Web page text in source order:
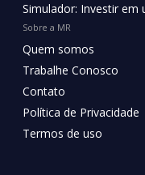
Simulador: Investir em
Sobre a MR
Quem somos
Trabalhe Conosco
Contato
Política de Privacidade
Termos de uso